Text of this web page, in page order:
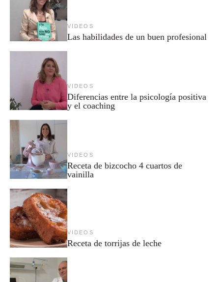
VIDEOS
Las habilidades de un buen profesional
VIDEOS
Diferencias entre la psicología positiva
y el coaching
VIDEOS
Receta de bizcocho 4 cuartos de
vainilla
VIDEOS
Receta de torrijas de leche